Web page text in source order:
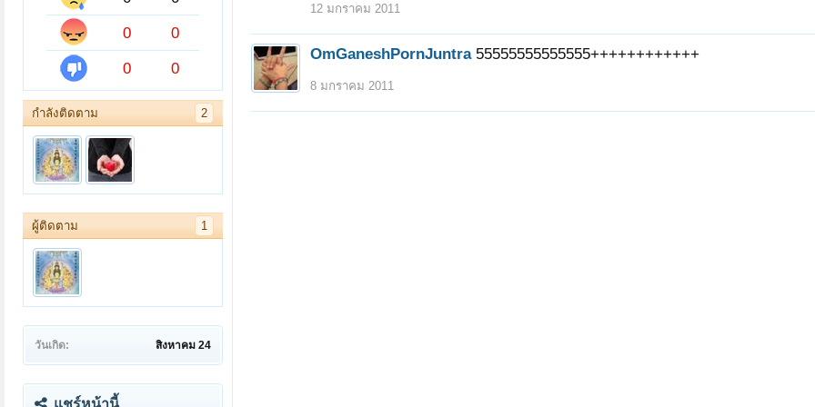
0
0
0
0
กำลังติดตาม 2
ผู้ติดตาม 1
วันเกิด: สิงหาคม 24
แชร์หน้านี้
12 มกราคม 2011
OmGaneshPornJuntra 55555555555555++++++++++++
8 มกราคม 2011